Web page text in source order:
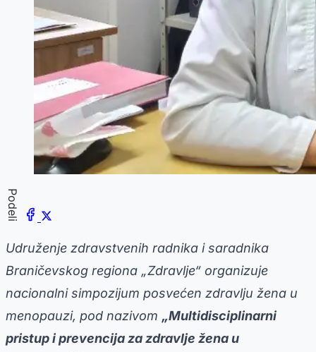
Podeli
Udruženje zdravstvenih radnika i saradnika
Braničevskog regiona „Zdravlje“ organizuje
nacionalni simpozijum posvećen zdravlju žena u
menopauzi, pod nazivom „Multidisciplinarni
pristup i prevencija za zdravlje žena u